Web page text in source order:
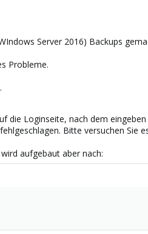
Server 2016) Backups
Probleme.
die Loginseite, nach dem
Bitte versuchen Sie
aufgebaut aber nach: